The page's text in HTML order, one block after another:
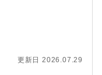
にし、その実行を支
構造変化を仕掛けて
する日本企業の成功
、市場創出を仕掛け
年6月号）
更新日 2026.07.29